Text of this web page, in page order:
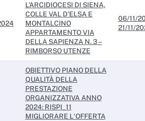
L’ARCIDIOCESI DI SIENA,
COLLE VAL D’ELSA E
MONTALCINO
APPARTAMENTO VIA
DELLA SAPIENZA N. 3 –
RIMBORSO UTENZE
06/11/
21/11/
OBIETTIVO PIANO DELLA
QUALITÀ DELLA
PRESTAZIONE
ORGANIZZATIVA ANNO
2024: RISPI_11
MIGLIORARE L'OFFERTA